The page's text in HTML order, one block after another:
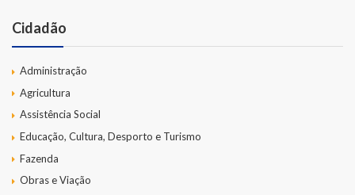
Cidadão
Administração
Agricultura
Assistência Social
Educação, Cultura, Desporto e Turismo
Fazenda
Obras e Viação